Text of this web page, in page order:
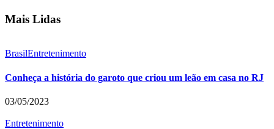
Mais Lidas
BrasilEntretenimento
Conheça a história do garoto que criou um leão em casa no RJ
03/05/2023
Entretenimento